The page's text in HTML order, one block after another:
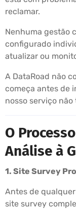
reclamar.
Nenhuma gestão
configurado
atualizar ou
A DataRoad não
começa antes de
nosso serviço
O
Análise à
1. Site Survey
Antes de
site survey